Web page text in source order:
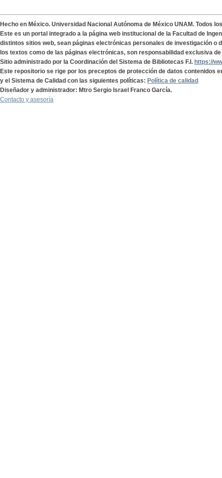
Hecho en México. Universidad Nacional Autónoma de México UNAM. Todos
Este es un portal integrado a la página web institucional de la Facultad de
distintos sitios web, sean páginas electrónicas personales de investigación o
los textos como de las páginas electrónicas, son responsabilidad exclusiva
Sitio administrado por la Coordinación del Sistema de Bibliotecas F.I. https://
Este repositorio se rige por los preceptos de protección de datos contenidos
y el Sistema de Calidad con las siguientes políticas: Política de calidad
Diseñador y administrador: Mtro Sergio Israel Franco García.
Contacto y asesoría